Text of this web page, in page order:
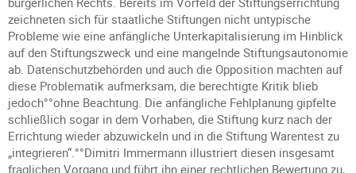
zeichneten sich für staatliche Stiftungen nicht untypische
Probleme wie eine anfängliche Unterkapitalisierung im Hinblick
auf den Stiftungszweck und eine mangelnde Stiftungsautonomie
ab. Datenschutzbehörden und auch die Opposition machten auf
diese Problematik aufmerksam, die berechtigte Kritik blieb
jedoch°°ohne Beachtung. Die anfängliche Fehlplanung gipfelte
schließlich sogar in dem Vorhaben, die Stiftung kurz nach der
Errichtung wieder abzuwickeln und in die Stiftung Warentest zu
„integrieren“.°°Dimitri Immermann illustriert diesen insgesamt
fraglichen Vorgang und führt ihn einer rechtlichen Bewertung zu,